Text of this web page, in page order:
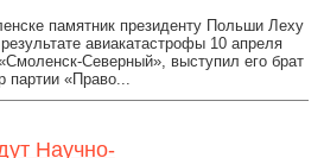
памятник президенту Польши Леху
авиакатастрофы 10 апреля
Северный», выступил его брат
партии «Право...
Научно-